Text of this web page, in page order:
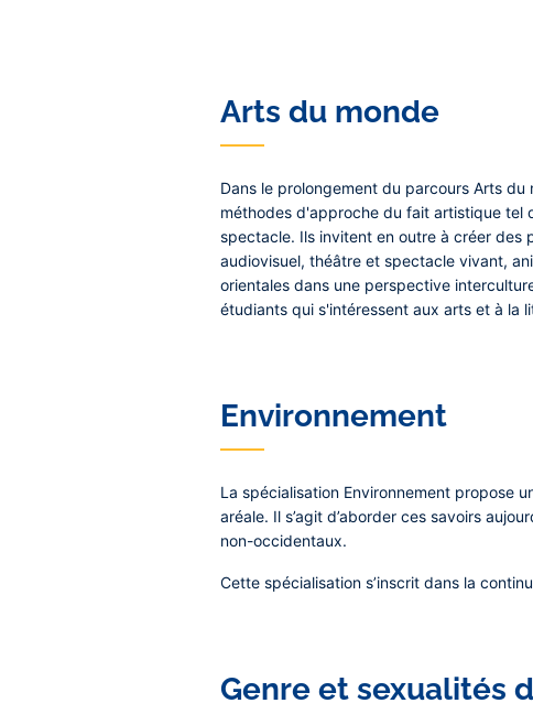
Arts du monde
Dans le prolongement du parcours Arts
méthodes d'approche du fait artistique tel
spectacle. Ils invitent en outre à créer des
audiovisuel, théâtre et spectacle vivant,
orientales dans une perspective
étudiants qui s'intéressent aux arts et à la
Environnement
La spécialisation Environnement propose
aréale. Il s’agit d’aborder ces savoirs
non-occidentaux.
Cette spécialisation s’inscrit dans la
Genre et sexualités